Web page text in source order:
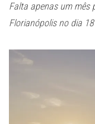
Falta apenas um mês
Florianópolis no dia